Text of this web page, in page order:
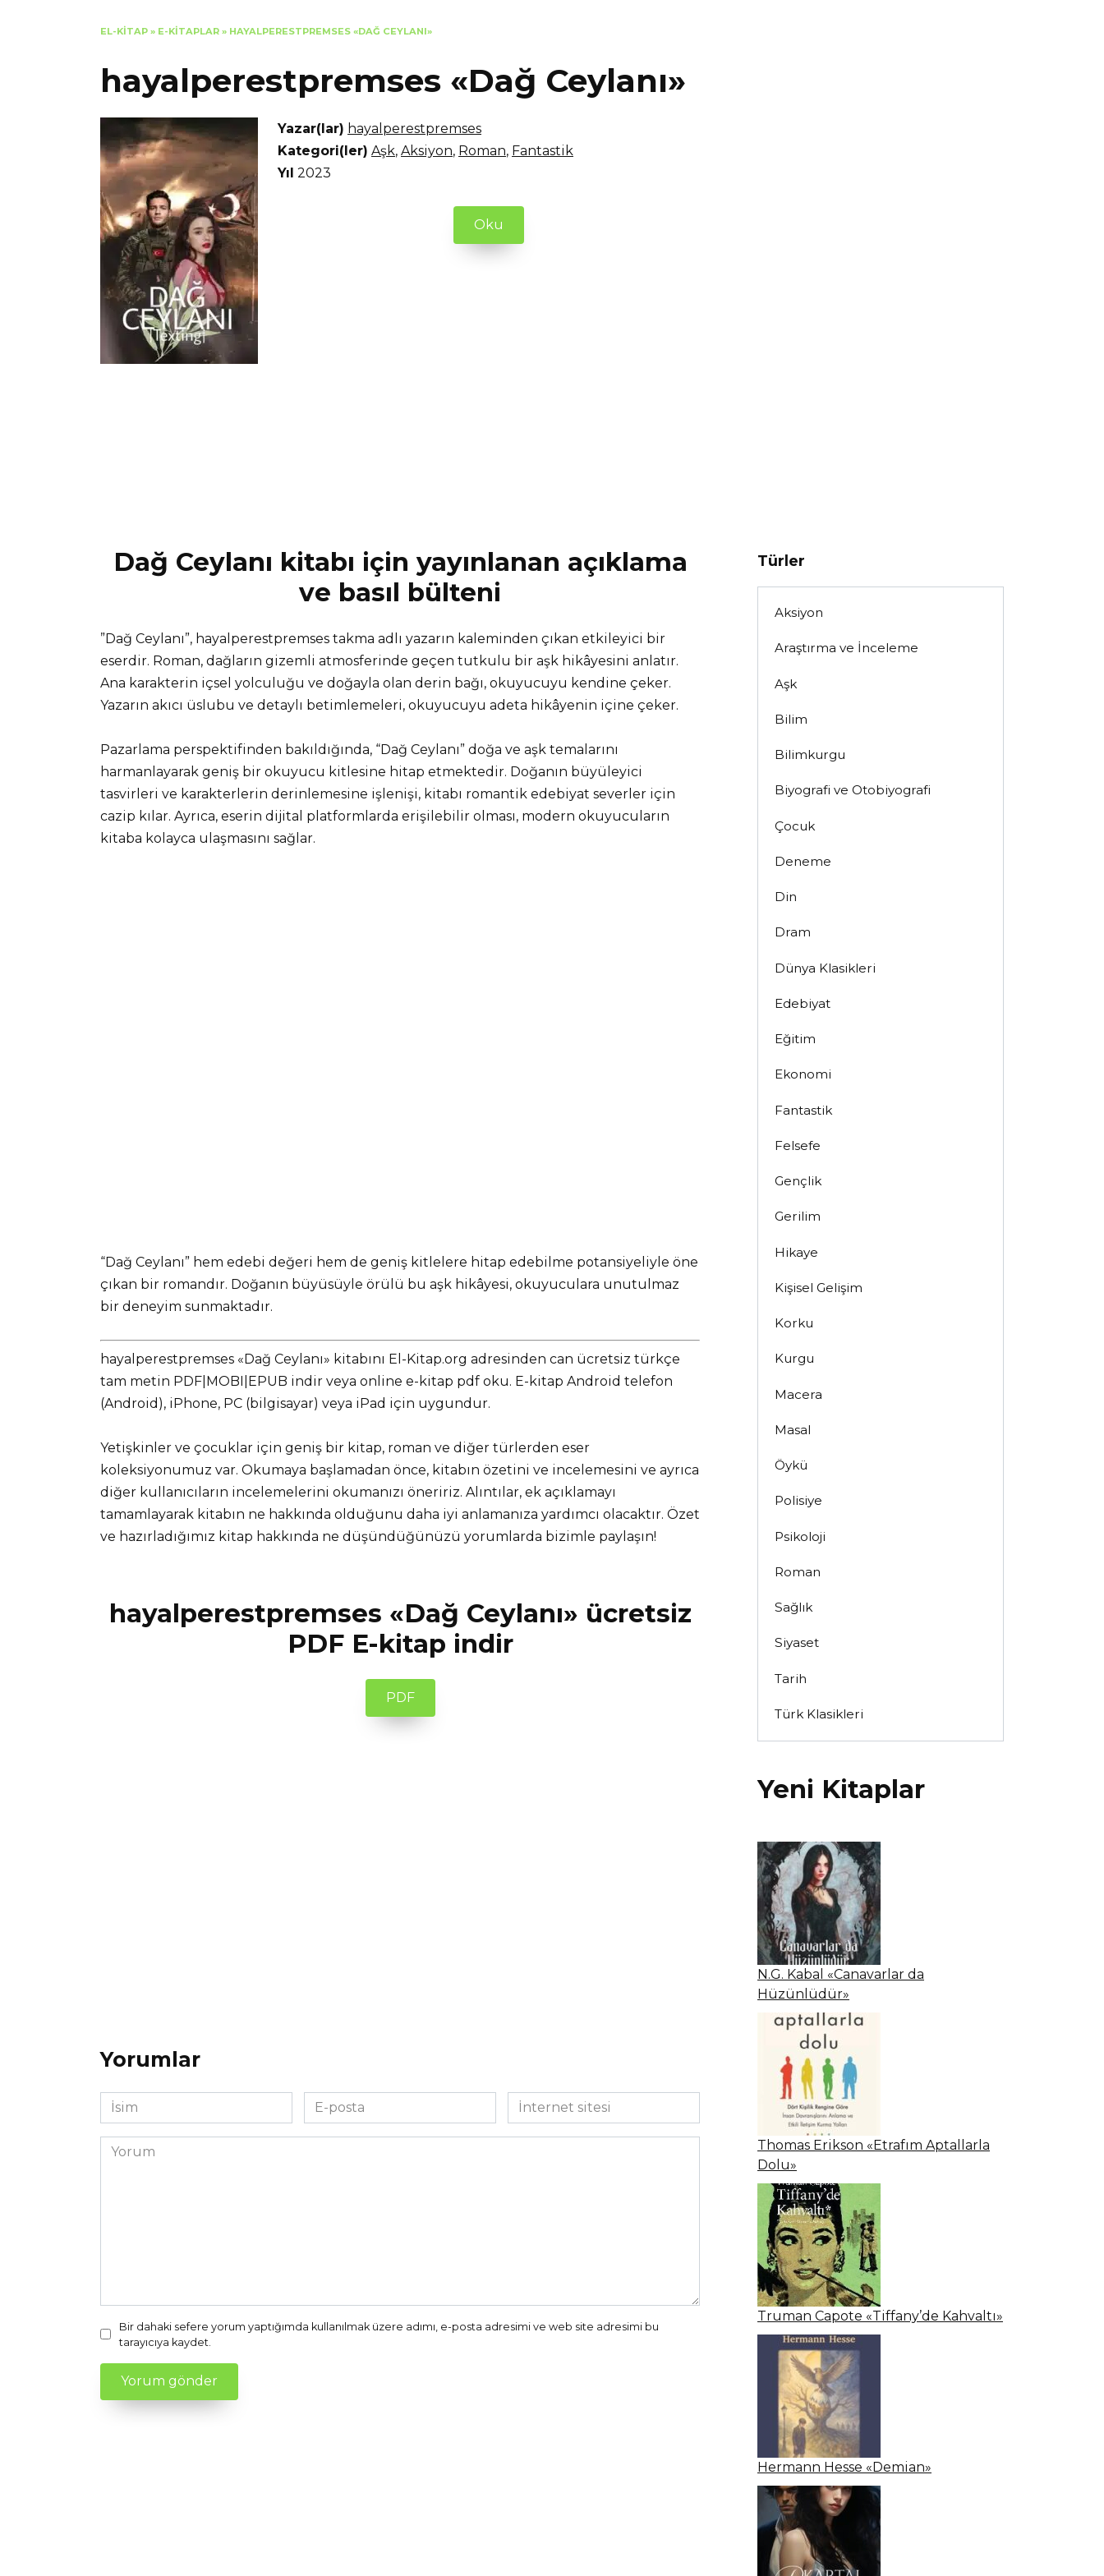
EL-KITAP » E-KITAPLAR » HAYALPERESTPREMSES «DAĞ CEYLANI»
hayalperestpremses «Dağ Ceylanı»
Yazar(lar) hayalperestpremses
Kategori(ler) Aşk, Aksiyon, Roman, Fantastik
Yıl 2023
Oku
Dağ Ceylanı kitabı için yayınlanan açıklama
ve basıl bülteni
​”Dağ Ceylanı”, hayalperestpremses takma adlı yazarın kaleminden çıkan etkileyici bir
eserdir. Roman, dağların gizemli atmosferinde geçen tutkulu bir aşk hikâyesini anlatır.
Ana karakterin içsel yolculuğu ve doğayla olan derin bağı, okuyucuyu kendine çeker.
Yazarın akıcı üslubu ve detaylı betimlemeleri, okuyucuyu adeta hikâyenin içine çeker.​
Pazarlama perspektifinden bakıldığında, “Dağ Ceylanı” doğa ve aşk temalarını
harmanlayarak geniş bir okuyucu kitlesine hitap etmektedir. Doğanın büyüleyici
tasvirleri ve karakterlerin derinlemesine işlenişi, kitabı romantik edebiyat severler için
cazip kılar. Ayrıca, eserin dijital platformlarda erişilebilir olması, modern okuyucuların
kitaba kolayca ulaşmasını sağlar.​
“Dağ Ceylanı” hem edebi değeri hem de geniş kitlelere hitap edebilme potansiyeliyle öne
çıkan bir romandır. Doğanın büyüsüyle örülü bu aşk hikâyesi, okuyuculara unutulmaz
bir deneyim sunmaktadır.
hayalperestpremses «Dağ Ceylanı» kitabını El-Kitap.org adresinden can ücretsiz türkçe
tam metin PDF|MOBI|EPUB indir veya online e-kitap pdf oku. E-kitap Android telefon
(Android), iPhone, PC (bilgisayar) veya iPad için uygundur.
Yetişkinler ve çocuklar için geniş bir kitap, roman ve diğer türlerden eser
koleksiyonumuz var. Okumaya başlamadan önce, kitabın özetini ve incelemesini ve ayrıca
diğer kullanıcıların incelemelerini okumanızı öneririz. Alıntılar, ek açıklamayı
tamamlayarak kitabın ne hakkında olduğunu daha iyi anlamanıza yardımcı olacaktır. Özet
ve hazırladığımız kitap hakkında ne düşündüğünüzü yorumlarda bizimle paylaşın!
hayalperestpremses «Dağ Ceylanı» ücretsiz
PDF E-kitap indir
PDF
Yorumlar
İsim
*
E-
posta
*
İnternet
sitesi
Yorum
Bir dahaki sefere yorum yaptığımda kullanılmak üzere adımı, e-posta adresimi ve web site adresimi bu
tarayıcıya kaydet.
Türler
Aksiyon
Araştırma ve İnceleme
Aşk
Bilim
Bilimkurgu
Biyografi ve Otobiyografi
Çocuk
Deneme
Din
Dram
Dünya Klasikleri
Edebiyat
Eğitim
Ekonomi
Fantastik
Felsefe
Gençlik
Gerilim
Hikaye
Kişisel Gelişim
Korku
Kurgu
Macera
Masal
Öykü
Polisiye
Psikoloji
Roman
Sağlık
Siyaset
Tarih
Türk Klasikleri
Yeni Kitaplar
N.G. Kabal «Canavarlar da
Hüzünlüdür»
Thomas Erikson «Etrafım Aptallarla
Dolu»
Truman Capote «Tiffany’de Kahvaltı»
Hermann Hesse «Demian»